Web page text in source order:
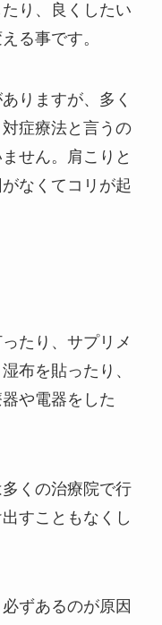
り、良くしたい
る事です。
りますが、多く
症療法と言うの
せん。肩こりと
なくてコリが起
たり、サプリメ
布を貼ったり、
や電器をした
くの治療院で行
すこともなくし
ずあるのが原因